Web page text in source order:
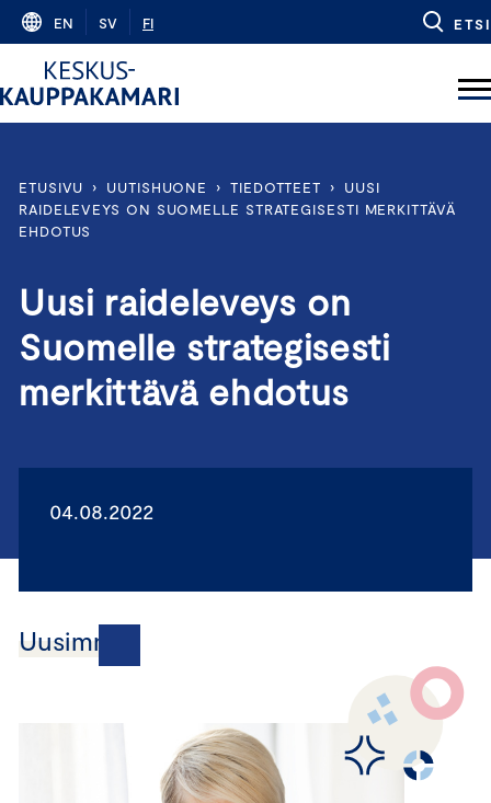
Skip
content
EN SV FI ETSI
ETUSIVU › UUTISHUONE › TIEDOTTEET ›
UUSI
RAIDELEVEYS ON SUOMELLE STRATEGISESTI MERKITTÄVÄ
EHDOTUS
Uusi raideleveys on
Suomelle strategisesti
merkittävä ehdotus
04.08.2022
Uusimmat